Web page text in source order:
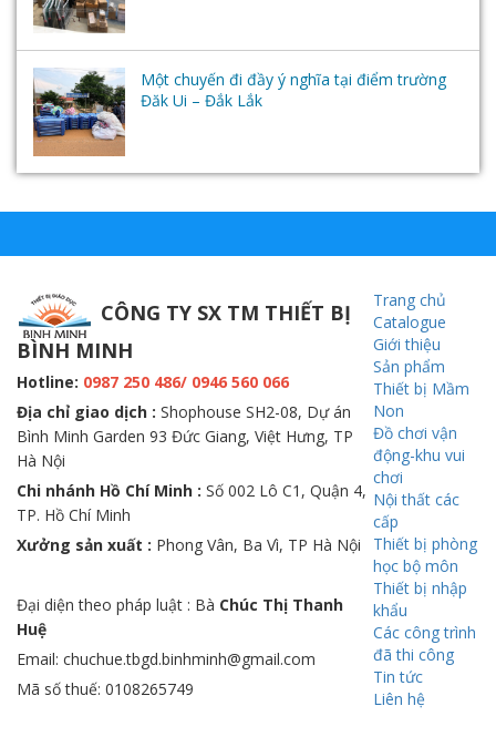
Một chuyến đi đầy ý nghĩa tại điểm trường
Đăk Ui – Đắk Lắk
CÔNG TY SX TM THIẾT BỊ
BÌNH MINH
Hotline: 0987 250 486/ 0946 560 066
Địa chỉ giao dịch : Shophouse SH2-08, Dự án
Bình Minh Garden 93 Đức Giang, Việt Hưng, TP
Hà Nội
Chi nhánh Hồ Chí Minh : Số 002 Lô C1, Quận 4,
TP. Hồ Chí Minh
Xưởng sản xuất : Phong Vân, Ba Vì, TP Hà Nội
Đại diện theo pháp luật : Bà Chúc Thị Thanh
Huệ
Email: chuchue.tbgd.binhminh@gmail.com
Mã số thuế: 0108265749
Trang chủ
Catalogue
Giới thiệu
Sản phẩm
Thiết bị Mầm
Non
Đồ chơi vận
động-khu vui
chơi
Nội thất các
cấp
Thiết bị phòng
học bộ môn
Thiết bị nhập
khẩu
Các công trình
đã thi công
Tin tức
Liên hệ